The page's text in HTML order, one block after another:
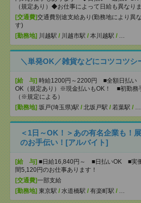
（規定あり）◆お仕事によって日給も異なり
[交通費]交通費別途支給あり(勤務地により異
す)
[勤務地] 川越駅 / 川越市駅 / 本川越駅 / …
＼単発OK／雑貨などにコツコツシ
[給 与] 時給1200円～2200円 ■全額日払い
OK（規定あり）※現金払いもOK！ ■初勤務
（※規定による）
[勤務地] 坂戸(埼玉県)駅 / 北坂戸駅 / 若葉駅 / …
＜1日～OK！＞あの有名企業も！
のお手伝い！[アルバイト]
[給 与] ■日給16,840円～ ■日払いOK ■実
間5,120円のお仕事あります！
[交通費]一部支給
[勤務地] 東京駅 / 水道橋駅 / 有楽町駅 / …